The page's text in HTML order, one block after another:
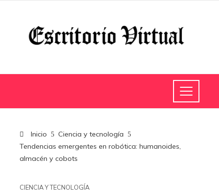
Inicio
Ciencia y tecnología
Tendencias emergentes en robótica: humanoides,
almacén y cobots
CIENCIA Y TECNOLOGÍA